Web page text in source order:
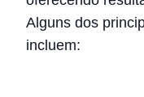
Alguns dos
incluem: